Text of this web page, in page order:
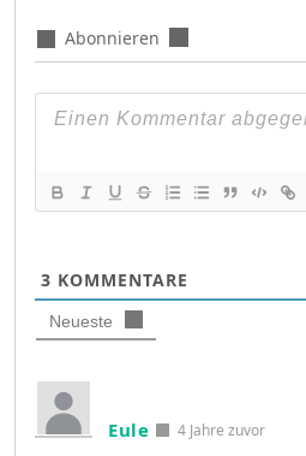
Abonnieren
3 KOMMENTARE
Neueste
Eule 4 Jahre zuvor